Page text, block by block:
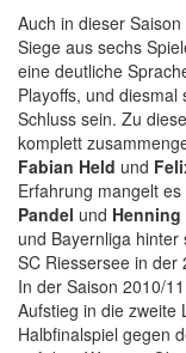
Auch in dieser
Siege aus sechs
eine deutliche
Playoffs, und
Schluss sein. Zu
komplett
Fabian Held und
Erfahrung mangelt
Pandel und
und Bayernliga hinter
SC Riessersee in der
In der Saison 2010/
Aufstieg in die zweite
Halbfinalspiel gegen